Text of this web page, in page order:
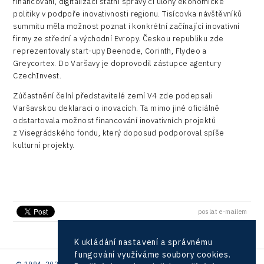
Kaleido
LAM-X
Virtual Lab
Manufacturing
Rail
Road
Connectivity
Consulting
Data services
Logic/MaaS
Security
Příhraničí
Společenská odpovědnost
Technická infrastruktura
Zaměstnanost
Konference Potenciál místní ekonomiky 2018
Představení průběžného pokroku projektu
Pasportizace
politiky v podpoře inovativnosti regionu. Tisícovka návštěvníků
summitu měla možnost poznat i konkrétní začínající inovativní
firmy ze střední a východní Evropy. Českou republiku zde
reprezentovaly start-upy Beenode, Corinth, Flydeo a
Greycortex. Do Varšavy je doprovodil zástupce agentury
CzechInvest.
Zúčastnění čelní představitelé zemí V4 zde podepsali
Varšavskou deklaraci o inovacích. Ta mimo jiné oficiálně
odstartovala možnost financování inovativních projektů
z Visegrádského fondu, který doposud podporoval spíše
kulturní projekty.
poslat e-mailem
K ukládání nastavení a správnému
fungování využíváme soubory cookies.